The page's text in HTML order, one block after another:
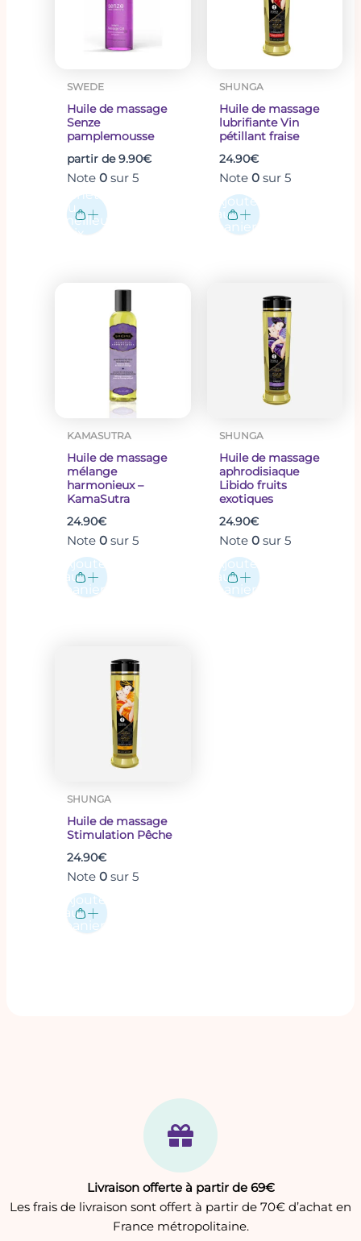
carboxymethyl cellulose, galactoarabinan,
glucolactone (and) sodium benzoate, kalium
SWEDE
Huile de massage
Senze
pamplemousse
partir de9.90€
Note0 sur 5
Acheter
au
meilleur
prix
choisies
sur
la
page
du
produit
SHUNGA
Huile de massage
lubrifiante Vin
pétillant fraise
24.90€
Note 0sur 5
Ajouter
au
panier
KAMASUTRA
Huile de massage
mélange
harmonieux –
KamaSutra
24.90€
Note0 sur 5
Ajouter
au
panier
SHUNGA
Huile de massage
aphrodisiaque
Libido fruits
exotiques
24.90€
Note 0sur 5
Ajouter
au
panier
SHUNGA
Huile de massage
Stimulation Pêche
24.90€
Note0 sur 5
Ajouter
au
panier
Livraison offerte à partir de 69€
Les frais de livraison sont offert à partir de 70€ d’achat en
France métropolitaine.